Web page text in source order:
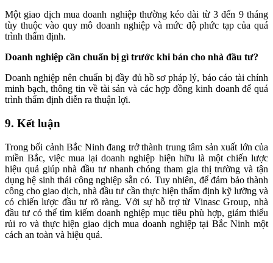
Một giao dịch mua doanh nghiệp thường kéo dài từ 3 đến 9 tháng
tùy thuộc vào quy mô doanh nghiệp và mức độ phức tạp của quá
trình thẩm định.
Doanh nghiệp cần chuẩn bị gì trước khi bán cho nhà đầu tư?
Doanh nghiệp nên chuẩn bị đầy đủ hồ sơ pháp lý, báo cáo tài chính
minh bạch, thông tin về tài sản và các hợp đồng kinh doanh để quá
trình thẩm định diễn ra thuận lợi.
9. Kết luận
Trong bối cảnh Bắc Ninh đang trở thành trung tâm sản xuất lớn của
miền Bắc, việc mua lại doanh nghiệp hiện hữu là một chiến lược
hiệu quả giúp nhà đầu tư nhanh chóng tham gia thị trường và tận
dụng hệ sinh thái công nghiệp sẵn có. Tuy nhiên, để đảm bảo thành
công cho giao dịch, nhà đầu tư cần thực hiện thẩm định kỹ lưỡng và
có chiến lược đầu tư rõ ràng. Với sự hỗ trợ từ Vinasc Group, nhà
đầu tư có thể tìm kiếm doanh nghiệp mục tiêu phù hợp, giảm thiểu
rủi ro và thực hiện giao dịch mua doanh nghiệp tại Bắc Ninh một
cách an toàn và hiệu quả.